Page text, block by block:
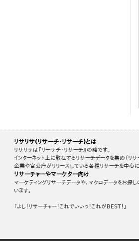
リサリサ(リサーチ・リサーチ)とは
リサリサは『リーサチ・リサーチ』の略です。
インターネット上に散在するリサーチデータを集め（リ
企業や官公庁がリリースしている各種リサーチを中心
リサーチャーやマーケター向け
マーケティングリサーチデータや、マクロデータをお探
います。
「よし！リサーチャー！これでいいっ！これがBEST！」